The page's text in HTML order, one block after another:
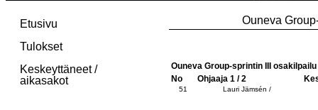
Etusivu
Tulokset
Keskeyttäneet /
aikasakot
Ouneva
Ouneva Group-sprintin III
No
Ohjaaja 1 / 2
51 Lauri Jämsén /